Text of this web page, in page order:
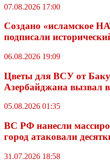
07.08.2026 17:00
Создано «исламское
подписали
06.08.2026 19:09
Цветы для ВСУ от
Азербайджана вызвал
05.08.2026 01:35
ВС РФ нанесли
город атаковали
31.07.2026 18:58